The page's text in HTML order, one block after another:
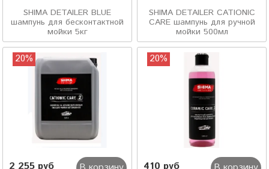
SHIMA DETAILER BLUE
шампунь для бесконтактной
мойки 5кг
SHIMA DETAILER CATIONIC
CARE шампунь для ручной
мойки 500мл
20% 20%